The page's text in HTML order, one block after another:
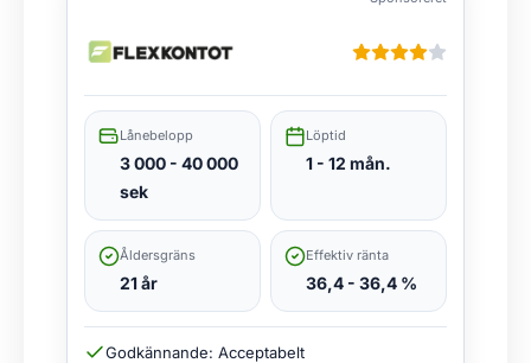
Lånebelopp
3 000 - 40 000
sek
Löptid
1 - 12 mån.
Åldersgräns
21 år
Effektiv ränta
36,4 - 36,4 %
Godkännande: Acceptabelt